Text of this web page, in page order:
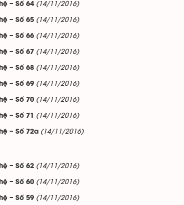
– Số 64 (14/11/2016)
– Số 65 (14/11/2016)
– Số 66 (14/11/2016)
– Số 67 (14/11/2016)
– Số 68 (14/11/2016)
– Số 69 (14/11/2016)
– Số 70 (14/11/2016)
– Số 71 (14/11/2016)
– Số 72a (14/11/2016)
– Số 62 (14/11/2016)
– Số 60 (14/11/2016)
– Số 59 (14/11/2016)